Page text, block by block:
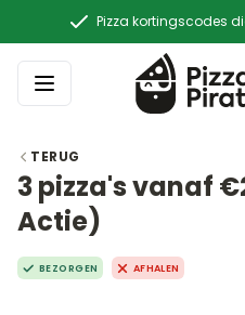
Pizza kortingscodes
TERUG
3 pizza's vanaf
Actie)
BEZORGEN AFHALEN